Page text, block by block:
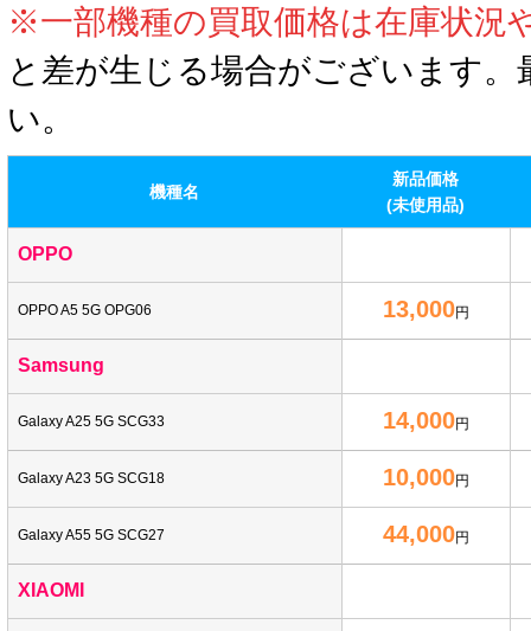
※一部機種の買取価格は在庫状況
と差が生じる場合がございます
い。
機種名
新品価格
(未使用品)
OPPO
OPPO A5 5G OPG06 13,000円
Samsung
Galaxy A25 5G SCG33 14,000円
Galaxy A23 5G SCG18 10,000円
Galaxy A55 5G SCG27 44,000円
XIAOMI